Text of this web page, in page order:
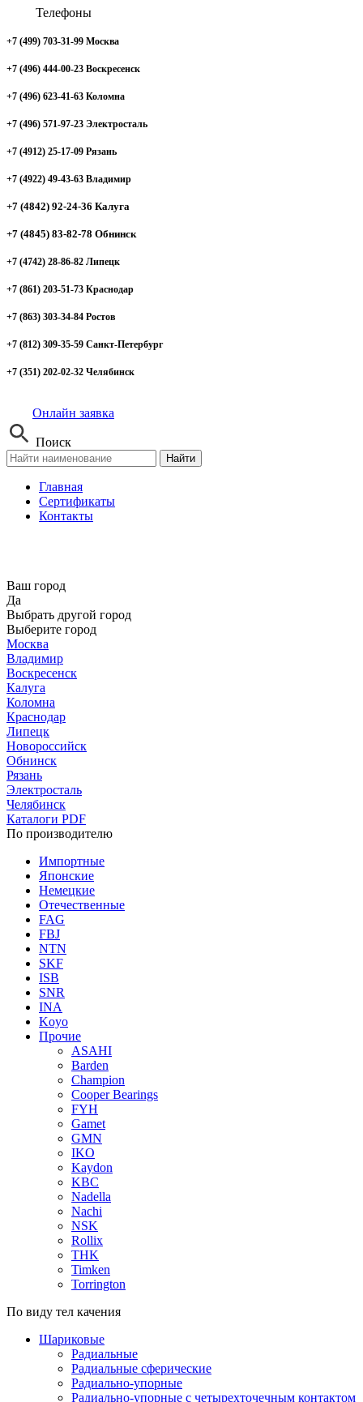
Телефоны
+7 (499) 703-31-99 Москва
+7 (496) 444-00-23 Воскресенск
+7 (496) 623-41-63 Коломна
+7 (496) 571-97-23 Электросталь
+7 (4912) 25-17-09 Рязань
+7 (4922) 49-43-63 Владимир
+7 (4842) 92-24-36 Калуга
+7 (4845) 83-82-78 Обнинск
+7 (4742) 28-86-82 Липецк
+7 (861) 203-51-73 Краснодар
+7 (863) 303-34-84 Ростов
+7 (812) 309-35-59 Санкт-Петербург
+7 (351) 202-02-32 Челябинск
Онлайн заявка
Поиск
Найти
Главная
Сертификаты
Контакты
Ваш город
Да
Выбрать другой город
Выберите город
Москва
Владимир
Воскресенск
Калуга
Коломна
Краснодар
Липецк
Новороссийск
Обнинск
Рязань
Электросталь
Челябинск
Каталоги PDF
По производителю
Импортные
Японские
Немецкие
Отечественные
FAG
FBJ
NTN
SKF
ISB
SNR
INA
Koyo
Прочие
ASAHI
Barden
Champion
Cooper Bearings
FYH
Gamet
GMN
IKO
Kaydon
KBC
Nadella
Nachi
NSK
Rollix
THK
Timken
Torrington
По виду тел качения
Шариковые
Радиальные
Радиальные сферические
Радиально-упорные
Радиально-упорные с четырехточечным контактом